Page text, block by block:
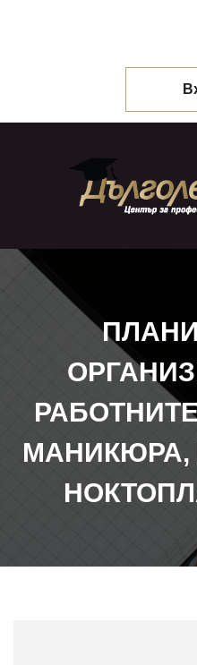
МАНИКЮРА,